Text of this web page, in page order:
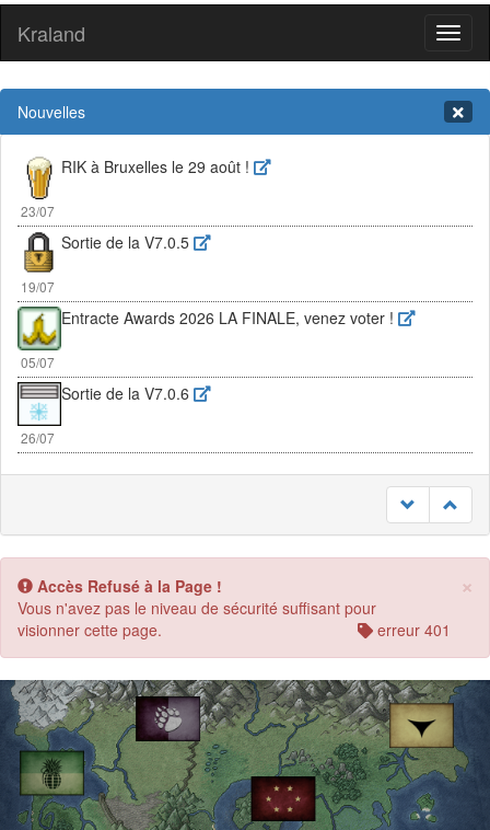
Kraland
Nouvelles
23/07
RIK à Bruxelles le 29 août !
19/07
Sortie de la V7.0.5
05/07
Entracte Awards 2026 LA FINALE, venez voter !
26/07
Sortie de la V7.0.6
×
Accès Refusé à la Page !
Vous n'avez pas le niveau de sécurité suffisant pour
visionner cette page.
erreur 401
Previous